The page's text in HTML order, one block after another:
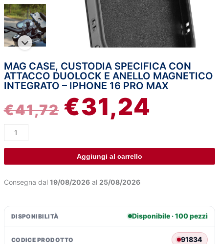
MAG CASE, CUSTODIA SPECIFICA CON
ATTACCO DUOLOCK E ANELLO MAGNETICO
INTEGRATO – IPHONE 16 PRO MAX
€41,72
IL
PREZZO
ORIGINALE
€41,72.
€31,24
IL
PREZZO
€31,24.
Mag
Case,
custodia
con
attacco
DuoLock
integrato
Pro
Aggiungi al carrello
Consegna dal 19/08/2026al 25/08/2026
DISPONIBILITÀ Disponibile · 100 pezzi
CODICE PRODOTTO 91834